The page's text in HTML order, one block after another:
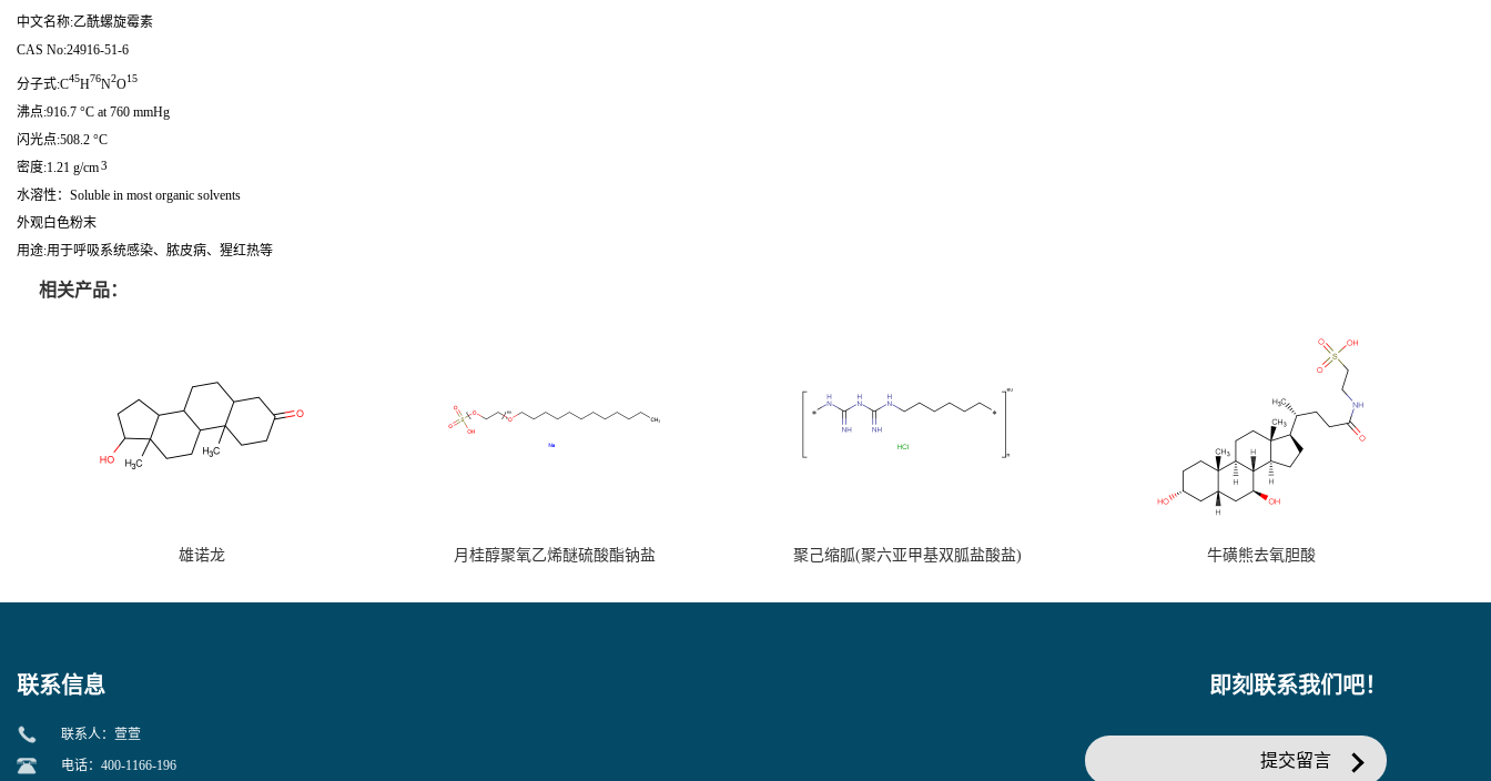
中文名称:乙酰螺旋霉素
CAS No:24916-51-6
分子式:C45H76N2O15
沸点:916.7 °C at 760 mmHg
闪光点:508.2 °C
密度:1.21 g/cm3
水溶性：Soluble in most organic solvents
外观白色粉末
用途:用于呼吸系统感染、脓皮病、猩红热等
相关产品：
雄诺龙 月桂醇聚氧乙烯醚硫酸酯钠盐 聚己缩胍(聚六亚甲基双胍盐酸盐) 牛磺熊去氧胆酸
联系信息
联系人：萱萱
电话：400-1166-196
即刻联系我们吧！
提交留言